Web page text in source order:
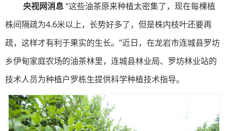
央视网消息“这些油茶原来种植太密集了，现在每棵植
株间隔疏为4.6米以上，长势好多了，但是株内枝叶还要再
疏，这样才有利于果实的生长。”近日，在龙岩市连城县罗坊
乡伊甸家庭农场的油茶林里，连城县林业局、罗坊林业站的
技术人员为种植户罗栋生提供科学种植技术指导。